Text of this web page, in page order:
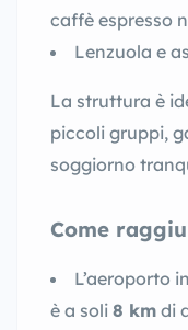
caffè espresso
Lenzuola e
La struttura è
piccoli gruppi,
soggiorno
Come
L’aeroporto
è a soli 8 km di